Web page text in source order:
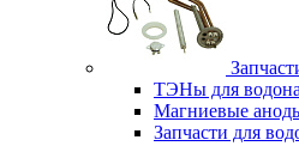
ТЭНы для
Магниевые
Запчасти для